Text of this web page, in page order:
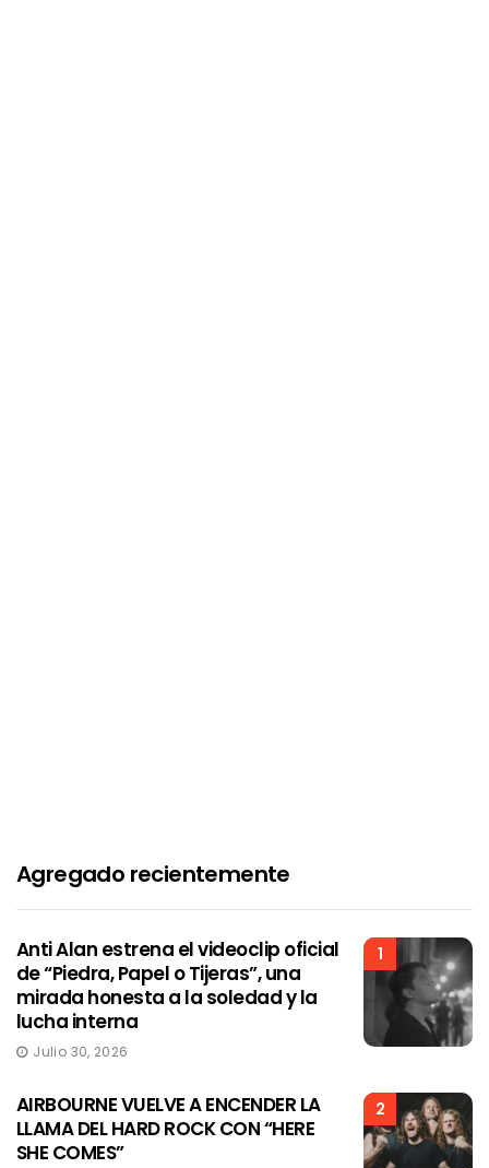
Agregado recientemente
1
Anti Alan estrena el videoclip oficial
de “Piedra, Papel o Tijeras”, una
mirada honesta a la soledad y la
lucha interna
Julio 30, 2026
2
AIRBOURNE VUELVE A ENCENDER LA
LLAMA DEL HARD ROCK CON “HERE
SHE COMES”